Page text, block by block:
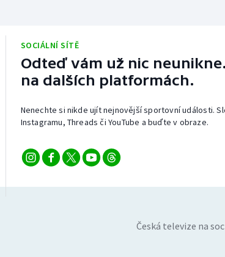
SOCIÁLNÍ SÍTĚ
Odteď vám už nic
na dalších platformách.
Nenechte si nikde ujít nejnovější sportovní události.
Instagramu, Threads či YouTube a buďte v obraze.
Česká televize na